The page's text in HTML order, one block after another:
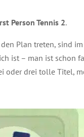
Person Tennis 2.
Plan treten, sind
ist – man ist schon
drei tolle Titel,